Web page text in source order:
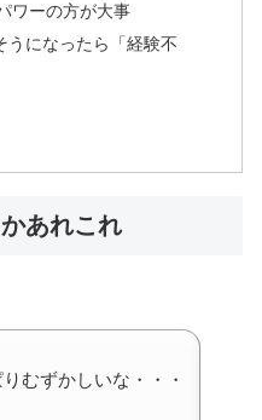
ワーの方が大事
うになったら「経験不
あれこれ
むずかしいな・・・